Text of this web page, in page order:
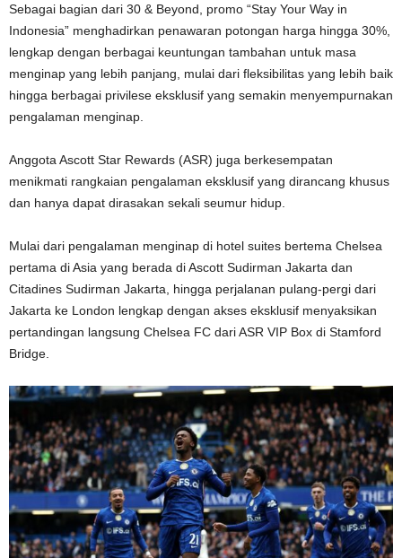
Sebagai bagian dari 30 & Beyond, promo “Stay Your Way in
Indonesia” menghadirkan penawaran potongan harga hingga 30%,
lengkap dengan berbagai keuntungan tambahan untuk masa
menginap yang lebih panjang, mulai dari fleksibilitas yang lebih baik
hingga berbagai privilese eksklusif yang semakin menyempurnakan
pengalaman menginap.
Anggota Ascott Star Rewards (ASR) juga berkesempatan
menikmati rangkaian pengalaman eksklusif yang dirancang khusus
dan hanya dapat dirasakan sekali seumur hidup.
Mulai dari pengalaman menginap di hotel suites bertema Chelsea
pertama di Asia yang berada di Ascott Sudirman Jakarta dan
Citadines Sudirman Jakarta, hingga perjalanan pulang-pergi dari
Jakarta ke London lengkap dengan akses eksklusif menyaksikan
pertandingan langsung Chelsea FC dari ASR VIP Box di Stamford
Bridge.